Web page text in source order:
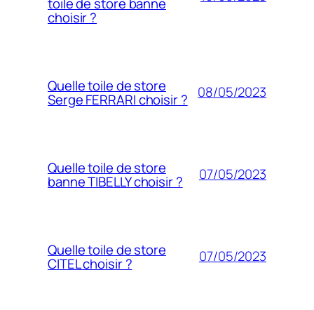
choisir ?
Quelle toile de store
Serge FERRARI choisir ? 08/05/2023
Quelle toile de store
banne TIBELLY choisir ? 07/05/2023
Quelle toile de store
CITEL choisir ? 07/05/2023